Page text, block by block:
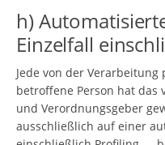
h)
Einzelfall
Jede von der
betroffene Person hat das
und Verordnungsgeber
ausschließlich auf einer